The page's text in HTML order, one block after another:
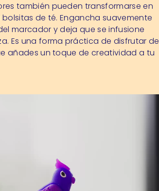
también pueden transformarse en
de té. Engancha suavemente
marcador y deja que se infusione
Es una forma práctica de disfrutar de
añades un toque de creatividad a tu